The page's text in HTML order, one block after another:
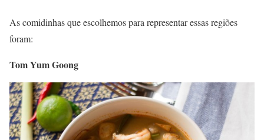
As comidinhas que escolhemos para representar essas regiões
foram:
Tom Yum Goong